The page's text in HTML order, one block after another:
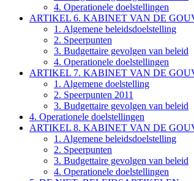
4. Operationele doelstellingen
ARTIKEL 6. KABINET VAN DE
1. Algemene beleidsdoelstelling
2. Speerpunten
3. Budgettaire gevolgen van beleid
4. Operationele doelstellingen
ARTIKEL 7. KABINET VAN DE
1. Algemene doelstelling
2. Speerpunten 2011
3. Budgettaire gevolgen van beleid
4. Operationele doelstellingen
ARTIKEL 8. KABINET VAN DE
1. Algemene beleidsdoelstelling
2. Speerpunten
3. Budgettaire gevolgen van beleid
4. Operationele doelstellingen